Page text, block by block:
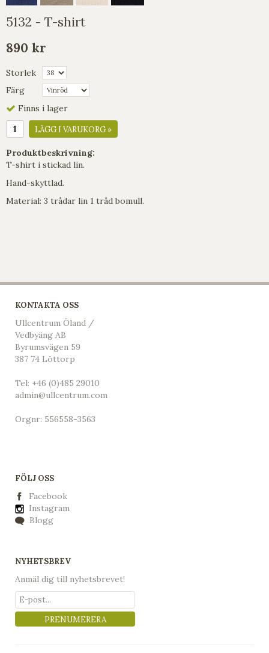
5132 - T-shirt
890 kr
Storlek
Färg
Finns i lager
LÄGG I VARUKORG »
Produktbeskrivning:
T-shirt i stickad lin.
Hand-skyttlad.
Material: 3 trådar lin 1 tråd bomull.
KONTAKTA OSS
Ullcentrum Öland /
Vedbyäng AB
Byrumsvägen 59
387 74 Löttorp
Tel: +46 (0)485 29010
admin@ullcentrum.com
Orgnr: 556558-3563
FÖLJ OSS
Facebook
Instagram
Blogg
NYHETSBREV
Anmäl dig till nyhetsbrevet!
PRENUMERERA